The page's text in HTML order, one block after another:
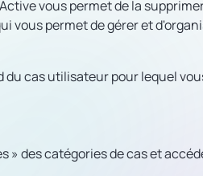
vous permet de la
vous permet de gérer et
du cas utilisateur pour lequel
» des catégories de cas et